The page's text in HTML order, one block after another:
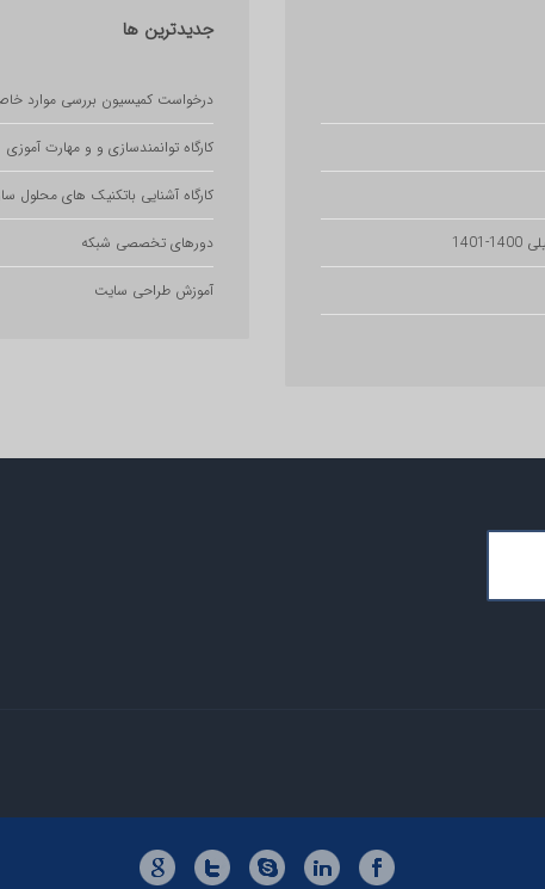
جدیدترین ها
درخواست کمیسیون بررسی موارد
کارگاه توانمندسازی و و مهارت آموزی
کارگاه آشنایی باتکنیک های محلول
دورهای تخصصی شبکه
آموزش طراحی سایت